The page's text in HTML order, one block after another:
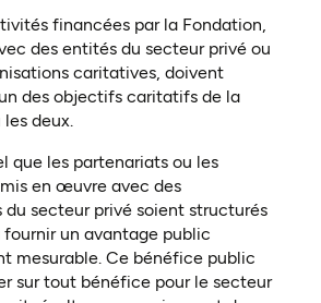
financées par la Fondation,
des entités du secteur privé ou
caritatives, doivent
des objectifs caritatifs de la
deux.
que les partenariats ou les
en œuvre avec des
du secteur privé soient structurés
un avantage public
mesurable. Ce bénéfice public
sur tout bénéfice pour le secteur